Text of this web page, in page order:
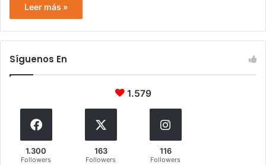
Leer más »
Síguenos En
1.579
1.300
Followers
163
Followers
116
Followers